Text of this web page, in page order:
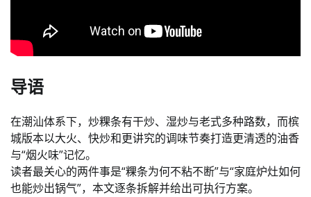
导语
在潮汕体系下，炒粿条有干炒、湿炒与老式多种路数，而槟
城版本以大火、快炒和更讲究的调味节奏打造更清透的油香
与“烟火味”记忆。
读者最关心的两件事是“粿条为何不粘不断”与“家庭炉灶如何
也能炒出锅气”，本文逐条拆解并给出可执行方案。